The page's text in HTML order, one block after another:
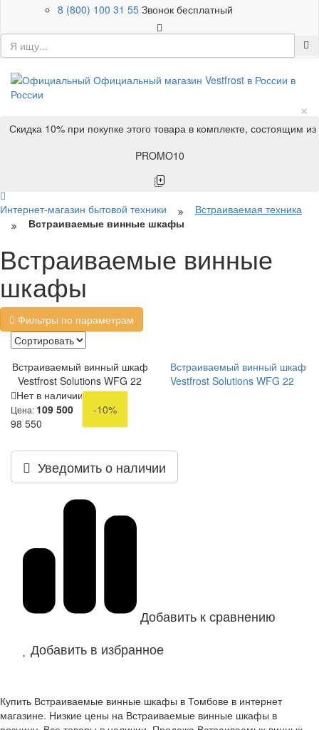
8 (800) 100 31 55 Звонок бесплатный
×
Скидка 10% при покупке этого товара в комплекте, состоящим
PROMO10
Интернет-магазин бытовой техники
Встраиваемая техника
Встраиваемые винные шкафы
Встраиваемые винные
шкафы
Фильтры по параметрам
Встраиваемый винный шкаф
Vestfrost Solutions WFG 22
Встраиваемый винный шкаф
Vestfrost Solutions WFG 22
Нет в наличии
Цена: 109 500
-10%
98 550
Уведомить о наличии
Добавить к сравнению
Добавить в избранное
Купить Встраиваемые винные шкафы в Томбове в интернет
магазине. Низкие цены на Встраиваемые винные шкафы в